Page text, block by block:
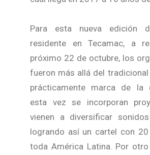
Para esta nueva edición
residente en Tecamac, a
próximo 22 de octubre, los
fueron más allá del tradicional
prácticamente marca de la
esta vez se incorporan
vienen a diversificar
logrando así un cartel con
toda América Latina. Por otro